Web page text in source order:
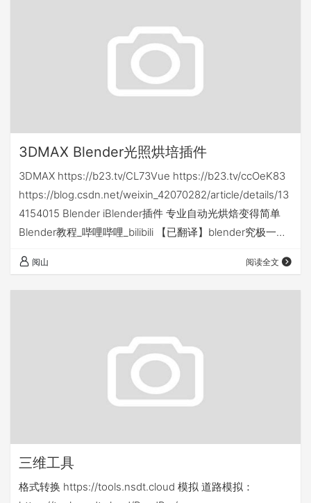
3DMAX Blender光照烘培插件
3DMAX https://b23.tv/CL73Vue https://b23.tv/ccOeK83
https://blog.csdn.net/weixin_42070282/article/details/13
4154015 Blender iBlender插件 专业自动光烘焙变得简单
Blender教程_哔哩哔哩_bilibili 【已翻译】blender究极一键
_哔哩哔哩_bilibili https://www.bilibili.com…
阅山 阅读全文
三维工具
格式转换 https://tools.nsdt.cloud 模拟 道路模拟：